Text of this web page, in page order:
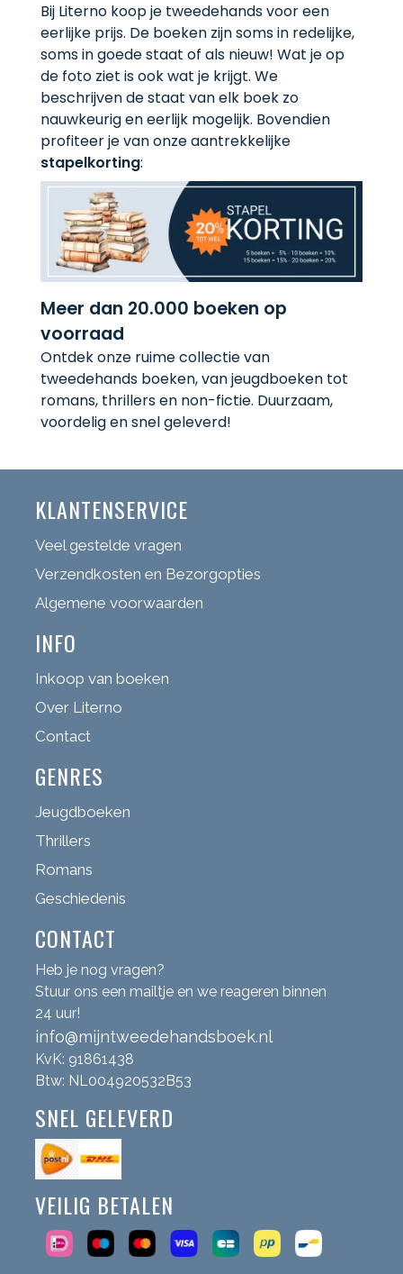
Bij Literno koop je tweedehands voor een
eerlijke prijs. De boeken zijn soms in redelijke,
soms in goede staat of als nieuw! Wat je op
de foto ziet is ook wat je krijgt. We
beschrijven de staat van elk boek zo
nauwkeurig en eerlijk mogelijk. Bovendien
profiteer je van onze aantrekkelijke
stapelkorting:
Meer dan 20.000 boeken op
voorraad
Ontdek onze ruime collectie van
tweedehands boeken, van jeugdboeken tot
romans, thrillers en non-fictie. Duurzaam,
voordelig en snel geleverd!
KLANTENSERVICE
Veel gestelde vragen
Verzendkosten en Bezorgopties
Algemene voorwaarden
INFO
Inkoop van boeken
Over Literno
Contact
GENRES
Jeugdboeken
Thrillers
Romans
Geschiedenis
CONTACT
Heb je nog vragen?
Stuur ons een mailtje en we reageren binnen
24 uur!
info@mijntweedehandsboek.nl
KvK: 91861438
Btw: NL004920532B53
SNEL GELEVERD
VEILIG BETALEN